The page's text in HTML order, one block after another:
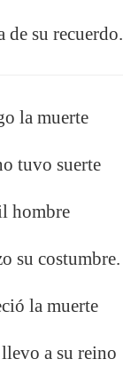
su recuerdo.
la muerte
tuvo suerte
hombre
su costumbre.
la muerte
a su reino